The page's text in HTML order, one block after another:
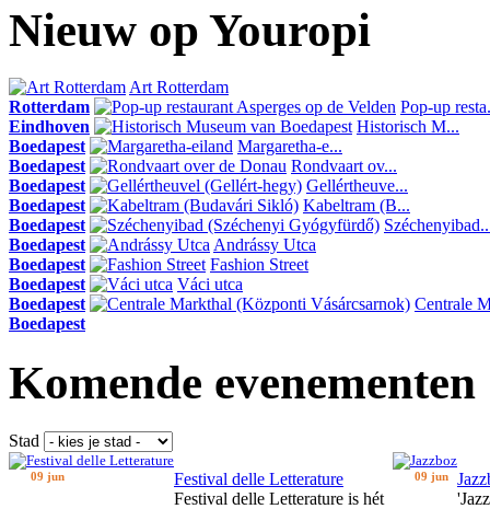
Nieuw op Youropi
Art Rotterdam
Rotterdam
Pop-up
Eindhoven
Historisch M...
Boedapest
Margaretha-e...
Boedapest
Rondvaart ov...
Boedapest
Gellértheuve...
Boedapest
Kabeltram (B...
Boedapest
Boedapest
Andrássy Utca
Boedapest
Fashion Street
Boedapest
Váci utca
Boedapest
Centrale
Boedapest
Komende evenementen
Stad
09 jun
Festival delle Letterature
Festival delle Letterature is hét
09 jun